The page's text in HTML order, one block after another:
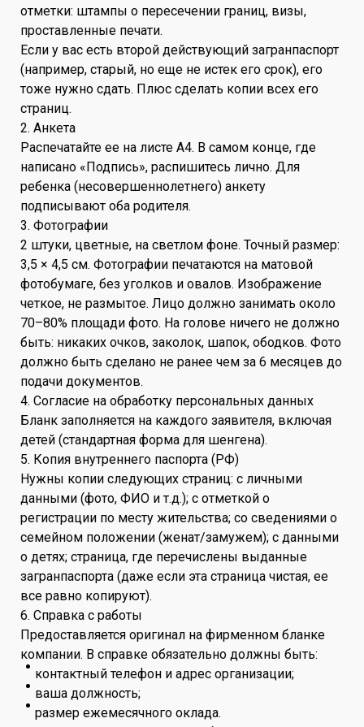
отметки: штампы о пересечении границ, визы,
проставленные печати.
Если у вас есть второй действующий загранпаспорт
(например, старый, но еще не истек его срок), его
тоже нужно сдать. Плюс сделать копии всех его
страниц.
2. Анкета
Распечатайте ее на листе А4. В самом конце, где
написано «Подпись», распишитесь лично. Для
ребенка (несовершеннолетнего) анкету
подписывают оба родителя.
3. Фотографии
2 штуки, цветные, на светлом фоне. Точный размер:
3,5 × 4,5 см. Фотографии печатаются на матовой
фотобумаге, без уголков и овалов. Изображение
четкое, не размытое. Лицо должно занимать около
70–80% площади фото. На голове ничего не должно
быть: никаких очков, заколок, шапок, ободков. Фото
должно быть сделано не ранее чем за 6 месяцев до
подачи документов.
4. Согласие на обработку персональных данных
Бланк заполняется на каждого заявителя, включая
детей (стандартная форма для шенгена).
5. Копия внутреннего паспорта (РФ)
Нужны копии следующих страниц: с личными
данными (фото, ФИО и т.д.); с отметкой о
регистрации по месту жительства; со сведениями о
семейном положении (женат/замужем); с данными
о детях; страница, где перечислены выданные
загранпаспорта (даже если эта страница чистая, ее
все равно копируют).
6. Справка с работы
Предоставляется оригинал на фирменном бланке
компании. В справке обязательно должны быть:
контактный телефон и адрес организации;
ваша должность;
размер ежемесячного оклада.